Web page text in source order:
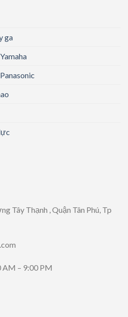
ga
Tây Thạnh , Quận Tân Phú, Tp
AM – 9:00 PM